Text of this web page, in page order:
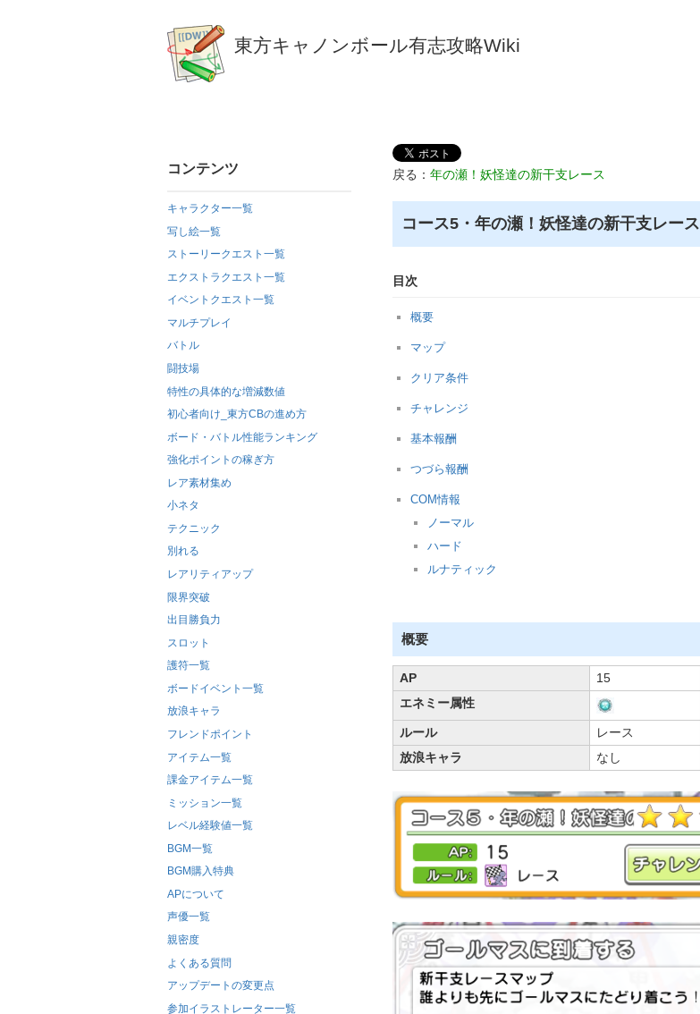
東方キャノンボール有志攻略Wiki
コンテンツ
キャラクター一覧
写し絵一覧
ストーリークエスト一覧
エクストラクエスト一覧
イベントクエスト一覧
マルチプレイ
バトル
闘技場
特性の具体的な増減数値
初心者向け_東方CBの進め方
ボード・バトル性能ランキング
強化ポイントの稼ぎ方
レア素材集め
小ネタ
テクニック
別れる
レアリティアップ
限界突破
出目勝負力
スロット
護符一覧
ボードイベント一覧
放浪キャラ
フレンドポイント
アイテム一覧
課金アイテム一覧
ミッション一覧
レベル経験値一覧
BGM一覧
BGM購入特典
APについて
声優一覧
親密度
よくある質問
アップデートの変更点
参加イラストレーター一覧
戻る： 年の瀬！妖怪達の新干支レース
コース5・年の瀬！妖怪達の新干支レース
目次
概要
マップ
クリア条件
チャレンジ
基本報酬
つづら報酬
COM情報
ノーマル
ハード
ルナティック
概要
AP
15
エネミー属性
ルール
レース
放浪キャラ
なし